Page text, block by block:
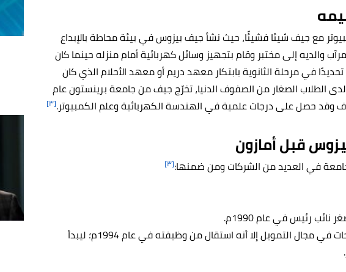
مع جيف شيئا فشيئًا، حيث نشأ جيف بيزوس في بيئة محاطة بالإبداع
والديه إلى مختبر وقام بتجهيز وسائل كهربائية أمام منزله حينما كان
في مرحلة الثانوية بابتكار معهد دريم أو معهد الأحلام الذي كان
الطلاب الصغار من الصفوف الدنيا، تخرّج جيف من جامعة برينستون عام
[٣]
قبل أمازون
في العديد من الشركات ومن ضمنها:[٣]
كانت حياة جيف بيزوس مليئة بالنجاحات في مجال التمويل إلا أنه استقال من وظيفته في عام 1994م؛ ليبدأ